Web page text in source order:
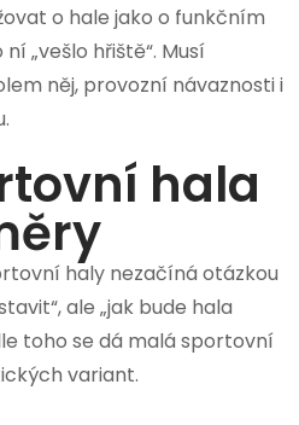
o hale jako o funkčním
„vešlo hřiště“. Musí
něj, provozní návaznosti i
hala
haly nezačíná otázkou
ale „jak bude hala
toho se dá malá sportovní
variant.